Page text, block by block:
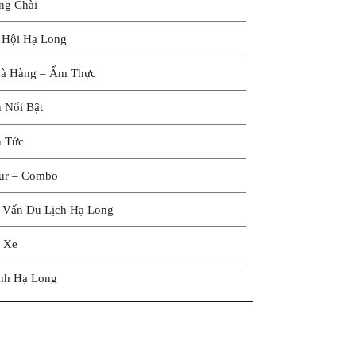
Chài
Hạ Long
Hàng – Ẩm Thực
Nổi Bật
Tức
– Combo
Vấn Du Lịch Hạ Long
Xe
Hạ Long